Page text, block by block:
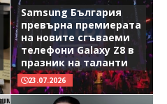
Samsung България
превърна премиерата
на новите сгъваеми
телефони Galaxy Z8 в
празник на таланти
23.07.2026